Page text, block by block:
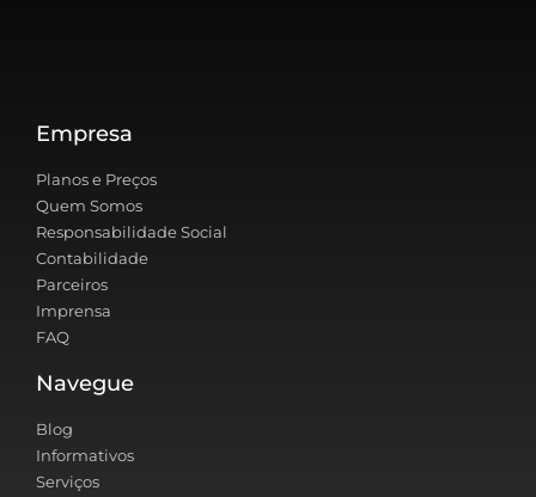
Empresa
Planos e Preços
Quem Somos
Responsabilidade Social
Contabilidade
Parceiros
Imprensa
FAQ
Navegue
Blog
Informativos
Serviços